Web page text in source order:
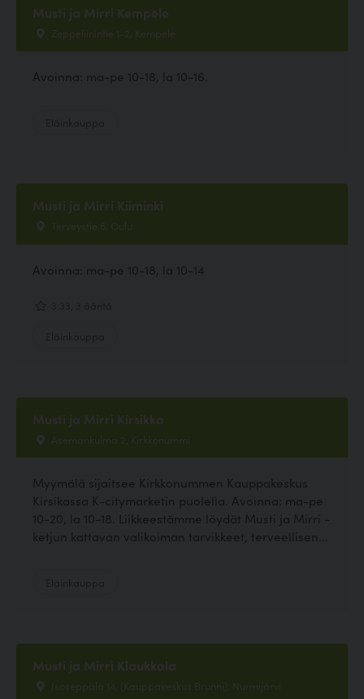
Musti ja Mirri Kempele
Zeppeliinintie 1-2, Kempele
Avoinna: ma-pe 10-18, la 10-16.
Musti ja Mirri Kiiminki
Terveystie 6, Oulu
Avoinna: ma-pe 10-18, la 10-14
Musti ja Mirri Kirsikka
Asemankulma 2, Kirkkonummi
Myymälä sijaitsee Kirkkonummen Kauppakeskus
Kirsikassa K-citymarketin puolella. Avoinna: ma-pe
10-20, la 10-18. Liikkeestämme löydät Musti ja Mirri -
ketjun kattavan valikoiman tarvikkeet, terveellisen...
Musti ja Mirri Klaukkala
Isoseppälä 14, (Kauppakeskus Brunni), Nurmijärvi